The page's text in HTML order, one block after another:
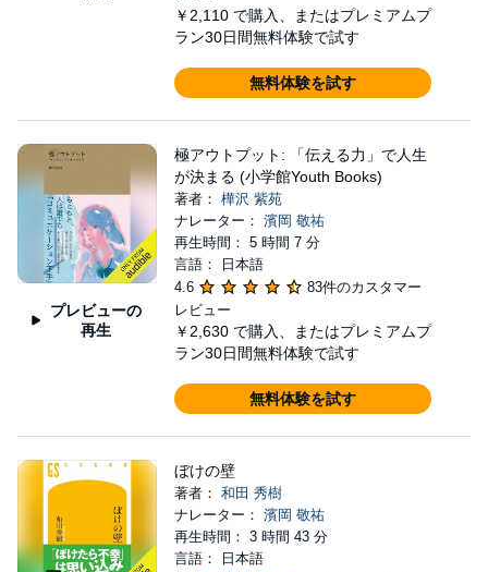
￥2,110 で購入、またはプレミアムプ
ラン30日間無料体験で試す
無料体験を試す
プレビューの
再生
極アウトプット: 「伝える力」で人生
が決まる (小学館Youth Books)
著者： 樺沢 紫苑
ナレーター： 濱岡 敬祐
再生時間： 5 時間 7 分
言語： 日本語
4.6
83件のカスタマー
レビュー
￥2,630 で購入、またはプレミアムプ
ラン30日間無料体験で試す
無料体験を試す
ぼけの壁
著者： 和田 秀樹
ナレーター： 濱岡 敬祐
再生時間： 3 時間 43 分
言語： 日本語